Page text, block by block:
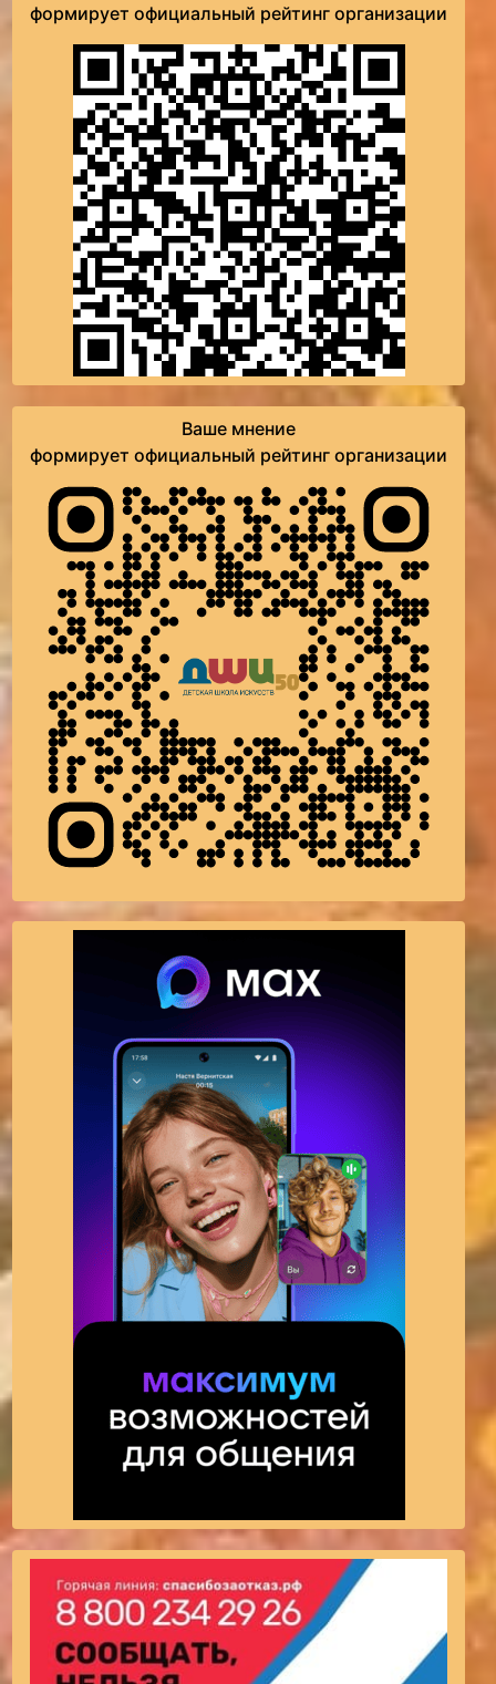
формирует официальный рейтинг организации
Ваше мнение
формирует официальный рейтинг организации